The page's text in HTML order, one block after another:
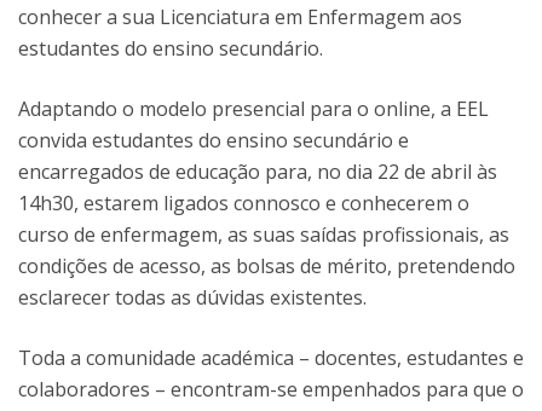
conhecer a sua Licenciatura em Enfermagem aos
estudantes do ensino secundário.
Adaptando o modelo presencial para o online, a EEL
convida estudantes do ensino secundário e
encarregados de educação para, no dia 22 de abril às
14h30, estarem ligados connosco e conhecerem o
curso de enfermagem, as suas saídas profissionais, as
condições de acesso, as bolsas de mérito, pretendendo
esclarecer todas as dúvidas existentes.
Toda a comunidade académica – docentes, estudantes e
colaboradores – encontram-se empenhados para que o